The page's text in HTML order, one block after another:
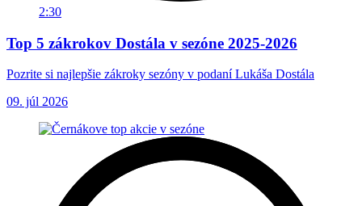
2:30
Top 5 zákrokov Dostála v sezóne 2025-2026
Pozrite si najlepšie zákroky sezóny v podaní Lukáša Dostála
09. júl 2026